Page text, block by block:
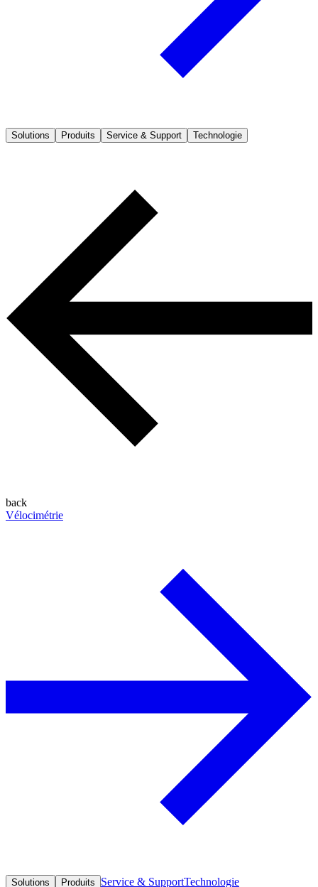
Solutions Produits Service & Support Technologie
back
Vélocimétrie
Solutions Produits Service & SupportTechnologie